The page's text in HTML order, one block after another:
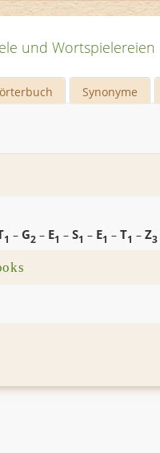
und Wortspielereien
Synonyme
1 – G2 – E1 – S1 – E1 – T1 – Z3